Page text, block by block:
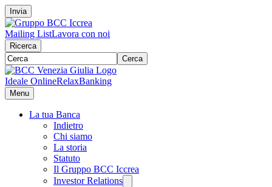
Invia
Mailing ListLavora con noi
Ricerca
Cerca
Ideale OnlineRelaxBanking
Menu
La tua Banca
Indietro
Chi siamo
La storia
Statuto
Il Gruppo BCC Iccrea
Investor Relations